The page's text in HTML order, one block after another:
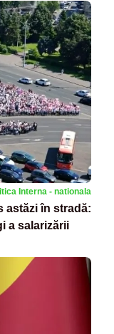
Interna - nationala
astăzi în stradă:
a salarizării